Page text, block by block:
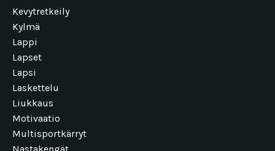
Kevytretkeily
Kylmä
Lappi
Lapset
Lapsi
Laskettelu
Liukkaus
Motivaatio
Multisportkärryt
Nastakengät